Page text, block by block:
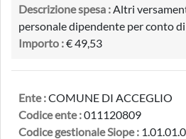
Descrizione spesa :Altri
personale dipendente per conto
Importo :€ 49,53
Ente :COMUNE DI ACCEGLIO
Codice ente :011120809
Codice gestionale Siope :